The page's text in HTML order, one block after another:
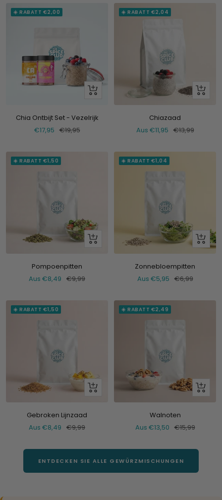
☀️ RABATT €2,00
Schau
Chia Ontbijt Set - Vezelrijk
Verkaufspreis
€17,95 Normaler
€19,95
☀️ RABATT €2,04
Schau
Chiazaad
Verkaufspreis
Aus €11,95 Normaler
€13,99
☀️ RABATT €1,50
Schau
Pompoenpitten
Verkaufspreis
Aus €8,49 Normaler
€9,99
☀️ RABATT €1,04
Schau
dir
Zonnebloempitten
Verkaufspreis
Aus €5,95 Normaler
€6,99
☀️ RABATT €1,50
Schau
Gebroken Lijnzaad
Verkaufspreis
Aus €8,49 Normaler
€9,99
☀️ RABATT €2,49
Schau
dir
Walnoten
Verkaufspreis
Aus €13,50 Normaler
€15,99
ENTDECKEN SIE ALLE GEWÜRZMISCHUNGEN